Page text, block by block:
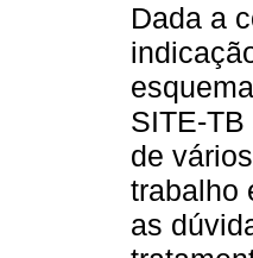
Dada a
SITE-
de
trabalho
as